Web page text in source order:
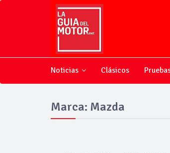
Noticias Clásicos
Marca: Mazda